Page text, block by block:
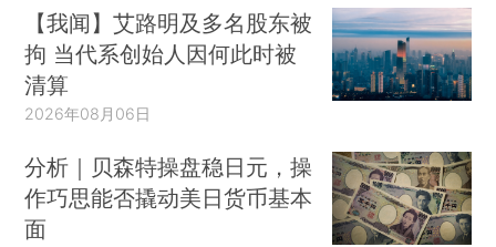
【我闻】艾路明及多名股东被
拘 当代系创始人因何此时被
清算
2026年08月06日
分析｜贝森特操盘稳日元，操
作巧思能否撬动美日货币基本
面